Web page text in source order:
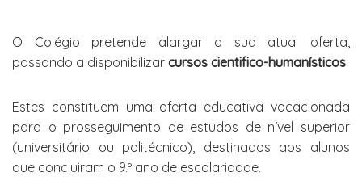
O Colégio pretende alargar a sua atual oferta,
passando a disponibilizar cursos cientifico-humanísticos.
Estes constituem uma oferta educativa vocacionada
para o prosseguimento de estudos de nível superior
(universitário ou politécnico), destinados aos alunos
que concluiram o 9.º ano de escolaridade.